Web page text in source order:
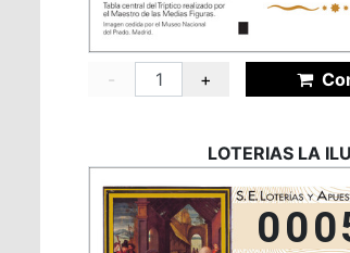
- +
LOTERIAS LA